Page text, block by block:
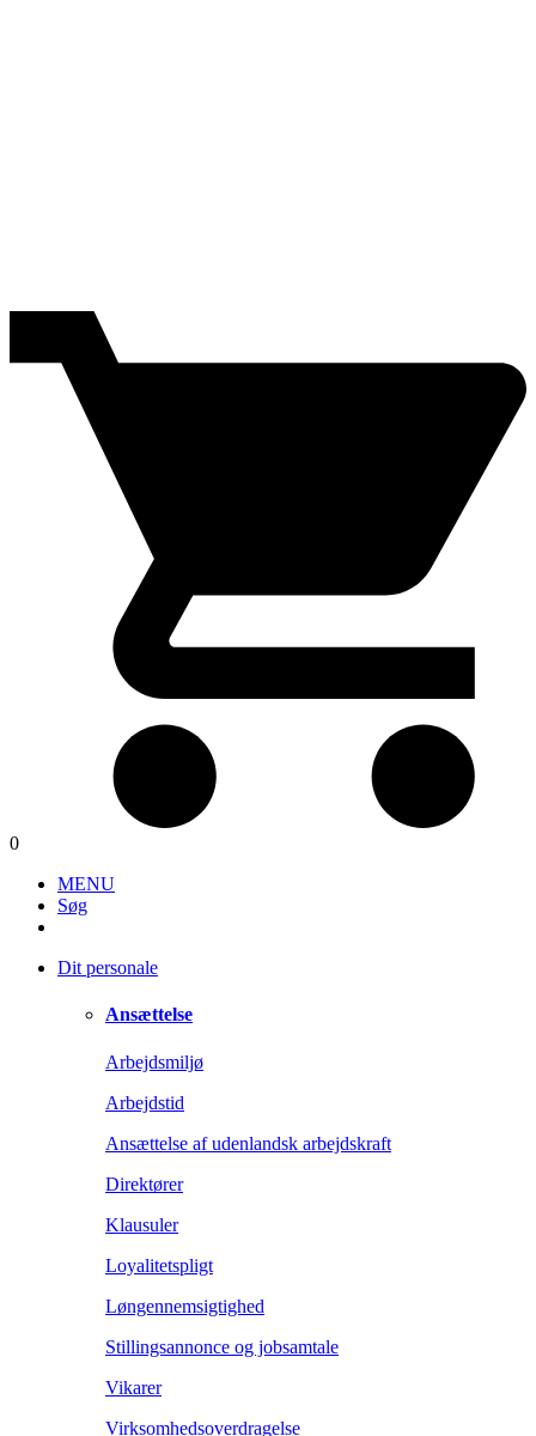
0
MENU
Søg
Dit personale
Ansættelse
Arbejdsmiljø
Arbejdstid
Ansættelse af udenlandsk arbejdskraft
Direktører
Klausuler
Loyalitetspligt
Løngennemsigtighed
Stillingsannonce og jobsamtale
Vikarer
Virksomhedsoverdragelse